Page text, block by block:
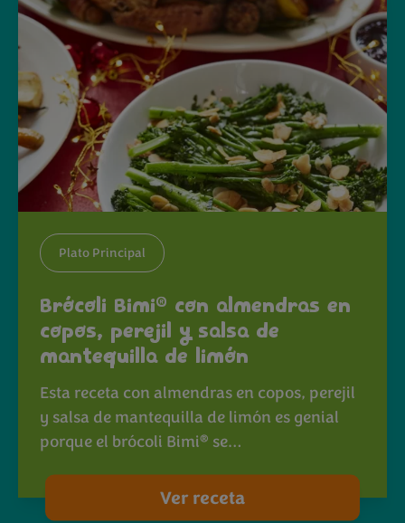
Plato Principal
Brócoli Bimi® con almendras en
copos, perejil y salsa de
mantequilla de limón
Esta receta con almendras en copos, perejil
y salsa de mantequilla de limón es genial
porque el brócoli Bimi® se…
Ver receta